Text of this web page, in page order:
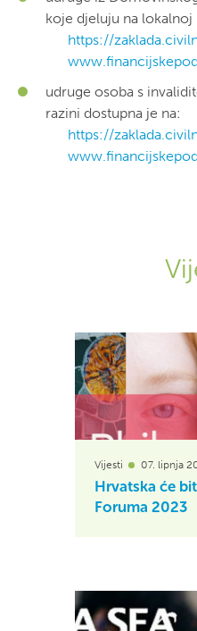
koje djeluju na lokalnoj
https://
udruge osoba s
razini dostupna je na:
https://
Vijesti 07. lipnja
Hrvatska će
Foruma 2023